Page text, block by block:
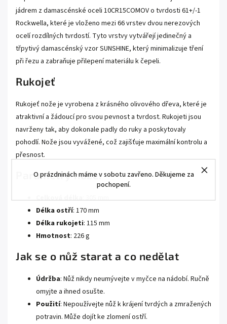
O prázdninách máme v sobotu zavřeno. Děkujeme za
pochopení.
jádrem z damascénské oceli 10CR15COMOV o tvrdosti 61+/-1
Rockwella, které je vloženo mezi 66 vrstev dvou nerezových
ocelí rozdílných tvrdostí. Tyto vrstvy vytvářejí jedinečný a
třpytivý damascénský vzor SUNSHINE, který minimalizuje tření
při řezu a zabraňuje přilepení materiálu k čepeli.
Rukojeť
Rukojeť nože je vyrobena z krásného olivového dřeva, které je
atraktivní a žádoucí pro svou pevnost a tvrdost. Rukojeti jsou
navrženy tak, aby dokonale padly do ruky a poskytovaly
pohodlí. Nože jsou vyvážené, což zajišťuje maximální kontrolu a
přesnost.
Parametry nože:
Celková délka: 305 mm
Délka ostří: 170 mm
Délka rukojeti: 115 mm
Hmotnost: 226 g
Jak se o nůž starat a co nedělat
Údržba: Nůž nikdy neumývejte v myčce na nádobí. Ručně
omyjte a ihned osušte.
Použití: Nepoužívejte nůž k krájení tvrdých a zmražených
potravin. Může dojít ke zlomení ostří.